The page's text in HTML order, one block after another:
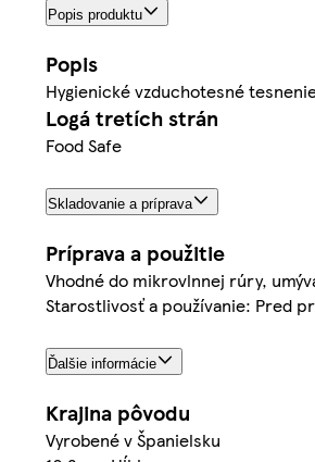
Popis produktu
Popis
Hygienické vzduchotesné
Logá tretích strán
Food Safe
Skladovanie a príprava
Príprava a použitie
Vhodné do mikrovlnnej rúry,
Starostlivosť a používanie: Pred
Ďalšie informácie
Krajina pôvodu
Vyrobené v Španielsku